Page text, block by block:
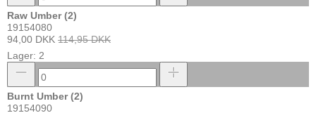
Raw Umber (2)
19154080
94,00 DKK 114,95 DKK
Lager: 2
Burnt Umber (2)
19154090